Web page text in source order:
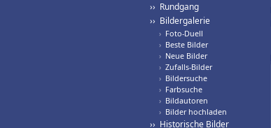
›› Rundgang
›› Bildergalerie
› Foto-Duell
› Beste Bilder
› Neue Bilder
› Zufalls-Bilder
› Bildersuche
› Farbsuche
› Bildautoren
› Bilder hochladen
›› Historische Bilder